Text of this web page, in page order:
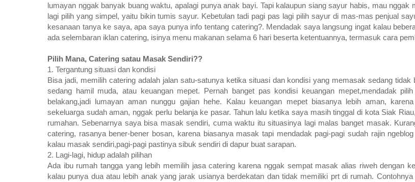
lumayan nggak banyak buang waktu, apalagi punya anak bayi. Tapi kalaupun siang sayur habis, mau nggak
lagi pilih yang simpel, yaitu bikin tumis sayur. Kebetulan tadi pagi pas lagi pilih sayur di mas-mas penjual
kesanaan tanya ke saya, apa saya punya info tentang catering?. Mendadak saya langsung ingat kalau
ada selembaran iklan catering, isinya menu makanan selama 6 hari beserta ketentuannya, termasuk cara
Pilih Mana, Catering satau Masak Sendiri??
1. Tergantung situasi dan kondisi
Bisa jadi, memilih catering adalah jalan satu-satunya ketika situasi dan kondisi yang memasak sedang
sedang hamil muda, atau keuangan mepet. Pernah banget pas kondisi keuangan mepet,mendadak
belakang,jadi lumayan aman nunggu gajian hehe. Kalau keuangan mepet biasanya lebih aman,
sekeluarga sudah aman, nggak perlu belanja ke pasar. Tahun lalu ketika saya masih tinggal di kota Siak
rumahan. Sebenarnya saya bisa masak sendiri, cuma waktu itu situasinya lagi malas banget masak.
catering, rasanya bener-bener bosan, karena biasanya masak tapi mendadak pagi-pagi sudah rajin
kalau masak sendiri,pagi-pagi pastinya sibuk sendiri di dapur buat sarapan.
2. Lagi-lagi, hidup adalah pilihan
Ada ibu rumah tangga yang lebih memilih jasa catering karena nggak sempat masak alias riweh dengan
kalau punya dua atau lebih anak yang jarak usianya berdekatan dan tidak memiliki prt di rumah.